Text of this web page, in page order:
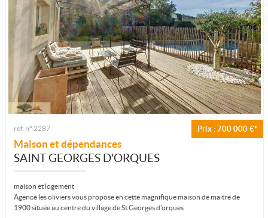
Prix : 700 000 €*
ref. n° 2287
Maison et dépendances
SAINT GEORGES D'ORQUES
maison et logement
Agence les oliviers vous propose en cette magnifique maison de maitre de
1900 située au centre du village de St Georges d'orques